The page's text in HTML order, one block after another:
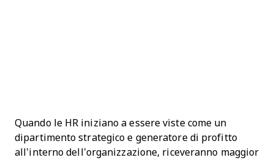
Quando le HR iniziano a essere viste come un
dipartimento strategico e generatore di profitto
all’interno dell’organizzazione, riceveranno maggior